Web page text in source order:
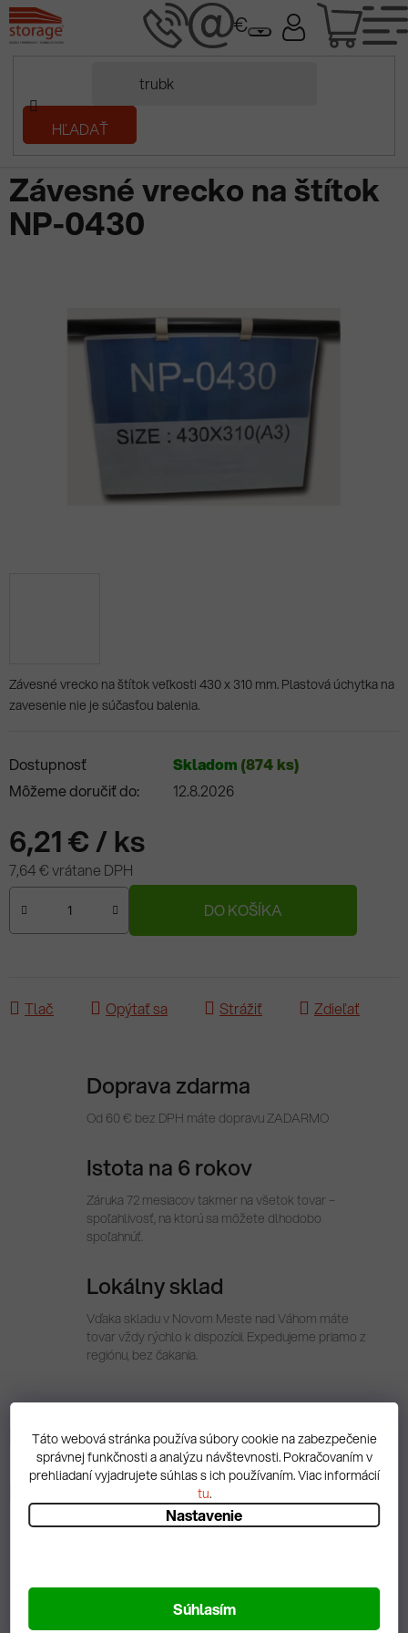
Táto webová stránka používa súbory cookie na zabezpečenie
správnej funkčnosti a analýzu návštevnosti. Pokračovaním v
prehliadaní vyjadrujete súhlas s ich používaním. Viac informácií
tu.
Nastavenie
Súhlasím
Prejsť
na
obsah
HĽADAŤ
Domov
Regály a regálové systémy
na štítok NP-0430
Závesné vrecko na štítok veľkosti 430 x 310 mm. Plastová úchytka na
zavesenie nie je súčasťou balenia.
Dostupnosť Skladom (874 ks)
Môžeme doručiť do:
12.8.2026
6,21 €/ ks
7,64 € vrátane DPH
DO KOŠÍKA
Tlač Opýtať sa Strážiť Zdieľať
Závesné vrecko na štítok
NP-0430
Doprava zdarma
Od 60 € bez DPH máte dopravu ZADARMO
Istota na 6 rokov
Záruka 72 mesiacov takmer na všetok tovar –
spoľahlivosť, na ktorú sa môžete dlhodobo
spoľahnúť.
Lokálny sklad
Vďaka skladu v Novom Meste nad Váhom máte
tovar vždy rýchlo k dispozícii. Expedujeme priamo z
regiónu, bez čakania.
Popis
Diskusia
Spätná väzba